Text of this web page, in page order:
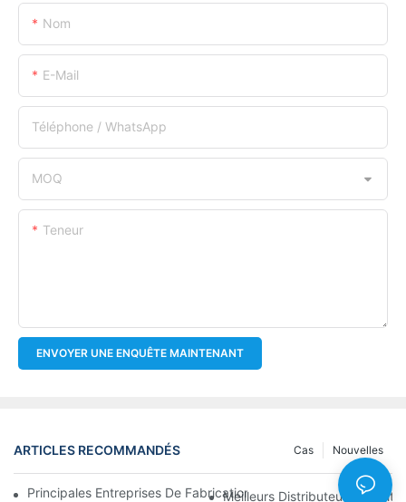
Nom
E-Mail
Téléphone / WhatsApp
MOQ
Teneur
ENVOYER UNE ENQUÊTE MAINTENANT
ARTICLES RECOMMANDÉS Nouvelles
Cas
Principales Entreprises De Fabrication De Filtres À Huile : Un
Meilleurs Distributeurs De